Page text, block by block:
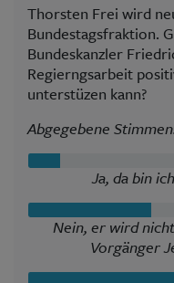
Thorsten Frei wird
Bundestagsfraktion.
Bundeskanzler
Regierngsarbeit
unterstüzen kann?
Abgegebene
Ja, da bin
Nein, er wird
Vorgänger